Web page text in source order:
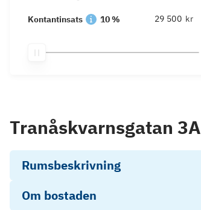
Kontantinsats 10 % kr
Tranåskvarnsgatan 3A
Rumsbeskrivning
Om bostaden